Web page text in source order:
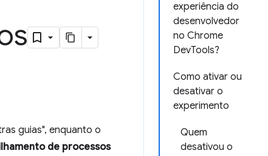
experiência do
desenvolvedor
no Chrome
DevTools?
Como ativar ou
desativar o
experimento
Quem
desativou o
guias", enquanto o
de processos